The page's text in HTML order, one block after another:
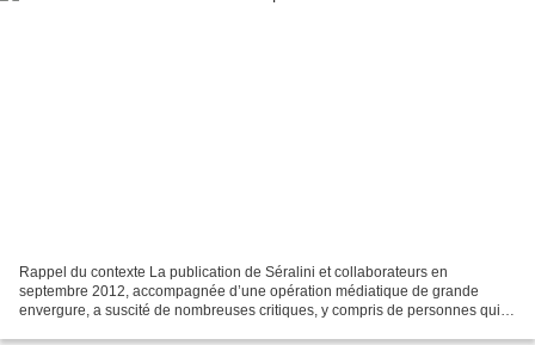
Rappel du contexte La publication de Séralini et collaborateurs en
septembre 2012, accompagnée d’une opération médiatique de grande
envergure, a suscité de nombreuses critiques, y compris de personnes qui